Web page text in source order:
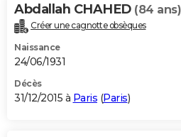
Abdallah CHAHED (84 ans)
Créer une cagnotte obsèques
Naissance
24/06/1931
Décès
31/12/2015 à Paris (Paris)